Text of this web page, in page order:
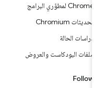
Chrome لمطوّري البرامج
تحديثات Chromium
دراسات الحالة
ملفات البودكاست والعروض
Follow